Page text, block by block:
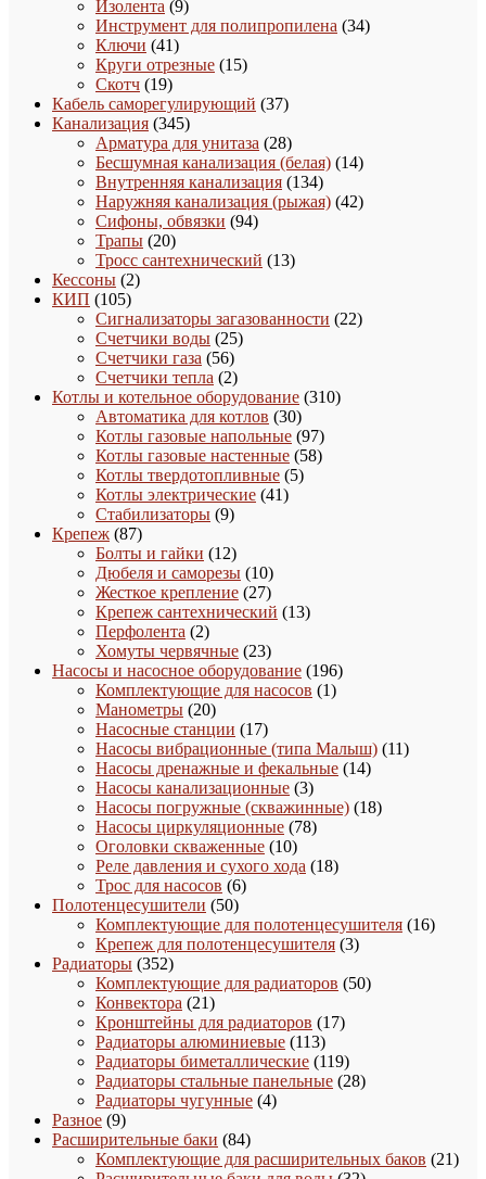
Изолента 99
товаров
Инструмент для полипропилена 3434
Ключи 4141
товар
Круги отрезные 1515
Скотч 1919
товаров
Кабель саморегулирующий 3737
Канализация 345345
товаров
Арматура для унитаза 2828
товаров
Бесшумная канализация (белая) 1414
Внутренняя канализация 134134
товара
Наружняя канализация (рыжая) 4242
Сифоны, обвязки 9494
Трапы 2020
товаров
Тросс сантехнический 1313
Кессоны 22
КИП 105105
товаров
Сигнализаторы загазованности 2222
Счетчики воды 2525
Счетчики газа 5656
товаров
Счетчики тепла 22
товара
Котлы и котельное оборудование 310310
Автоматика для котлов 3030
товаров
Котлы газовые напольные 9797
товаров
Котлы газовые настенные 5858
Котлы твердотопливные 55
Котлы электрические 4141
Стабилизаторы 99
Крепеж 8787
товаров
Болты и гайки 1212
товаров
Дюбеля и саморезы 1010
товаров
Жесткое крепление 2727
товаров
Крепеж сантехнический 1313
Перфолента 22
товара
Хомуты червячные 2323
товара
Насосы и насосное оборудование 196196
Комплектующие для насосов 11
Манометры 2020
товаров
Насосные станции 1717
товаров
Насосы вибрационные (типа Малыш) 1111
Насосы дренажные и фекальные 1414
Насосы канализационные 33
товара
Насосы погружные (скважинные) 1818
Насосы циркуляционные 7878
Оголовки скваженные 1010
товаров
Реле давления и сухого хода 1818
Трос для насосов 66
Полотенцесушители 5050
товаров
Комплектующие для полотенцесушителя 1616
Крепеж для полотенцесушителя 33
Радиаторы 352352
товара
Комплектующие для радиаторов 5050
Конвектора 2121
товар
Кронштейны для радиаторов 1717
Радиаторы алюминиевые 113113
товаров
Радиаторы биметаллические 119119
товаров
Радиаторы стальные панельные 2828
Радиаторы чугунные 44
Разное 99
товаров
Расширительные баки 8484
товара
Комплектующие для расширительных баков 2121